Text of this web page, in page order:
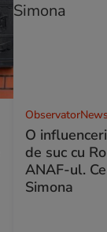
O
de suc cu
ANAF-ul.
Simona